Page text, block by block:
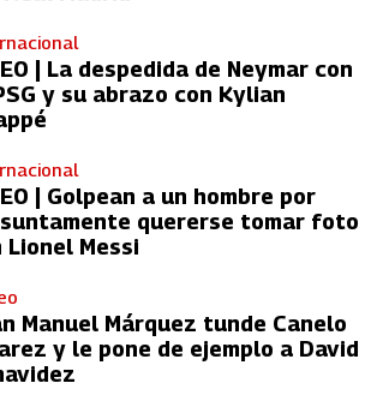
| La despedida de Neymar con
y su abrazo con Kylian
| Golpean a un hombre por
quererse tomar foto
Lionel Messi
Manuel Márquez tunde Canelo
y le pone de ejemplo a David